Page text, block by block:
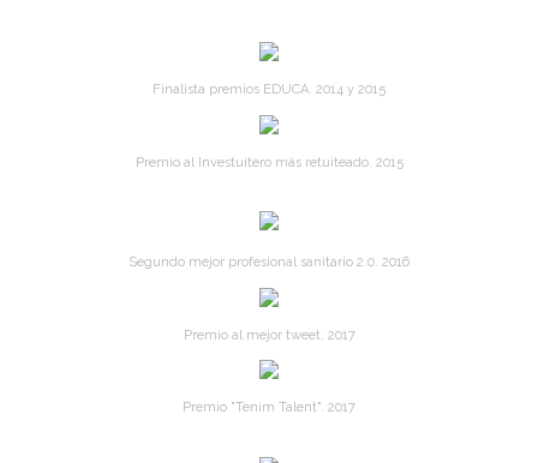
Finalista premios EDUCA. 2014 y 2015
Premio al Investuitero más retuiteado. 2015
Segundo mejor profesional sanitario 2.0. 2016
Premio al mejor tweet. 2017
Premio "Tenim Talent". 2017